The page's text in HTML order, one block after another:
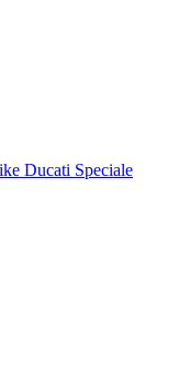
Ducati Speciale